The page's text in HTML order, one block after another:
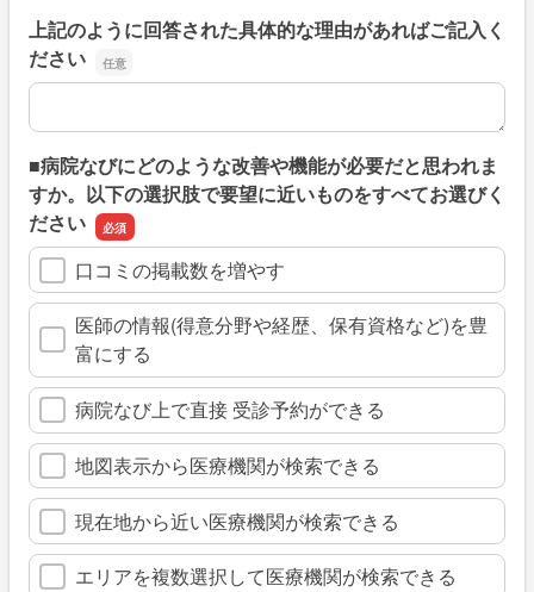
上記のように回答された具体的な理由があればご記入く
ださい
上記のように回答された具体的な理由があればご記入くだ
■病院なびにどのような改善や機能が必要だと思われま
すか。以下の選択肢で要望に近いものをすべてお選びく
ださい
口コミの掲載数を増やす
医師の情報(得意分野や経歴、保有資格など)を豊
富にする
病院なび上で直接 受診予約ができる
地図表示から医療機関が検索できる
現在地から近い医療機関が検索できる
エリアを複数選択して医療機関が検索できる